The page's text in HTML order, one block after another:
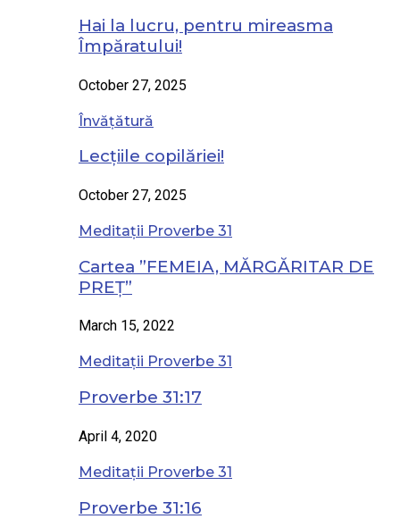
Hai la lucru, pentru mireasma
Împăratului!
October 27, 2025
Învățătură
Lecțiile copilăriei!
October 27, 2025
Meditații Proverbe 31
Cartea ”FEMEIA, MĂRGĂRITAR DE
PREȚ”
March 15, 2022
Meditații Proverbe 31
Proverbe 31:17
April 4, 2020
Meditații Proverbe 31
Proverbe 31:16